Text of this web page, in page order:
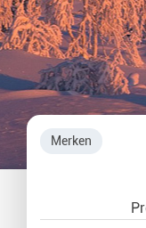
Merken